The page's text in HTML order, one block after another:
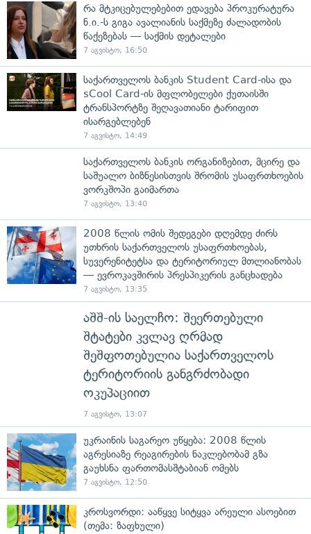
რა მტკიცებულებებით ედავება პროკურატურა
ნ.ი.-ს გიგა ავალიანის საქმეზე ძალადობის
წაქეზებას — საქმის დეტალები
7 აგვისტო, 16:50
საქართველოს ბანკის Student Card-ისა და
sCool Card-ის მფლობელები ქუთაისში
ტრანსპორტზე შეღავათიანი ტარიფით
ისარგებლებენ
7 აგვისტო, 14:49
საქართველოს ბანკის ორგანიზებით, მცირე და
საშუალო ბიზნესისთვის შრომის უსაფრთხოების
ვორკშოპი გაიმართა
7 აგვისტო, 13:40
2008 წლის ომის შედეგები დღემდე ძირს
უთხრის საქართველოს უსაფრთხოებას,
სუვერენიტეტსა და ტერიტორიულ მთლიანობას
— ევროკავშირის პრესპიკერის განცხადება
7 აგვისტო, 13:35
აშშ-ის საელჩო: შეერთებული
შტატები კვლავ ღრმად
შეშფოთებულია საქართველოს
ტერიტორიის განგრძობადი
ოკუპაციით
7 აგვისტო, 13:07
უკრაინის საგარეო უწყება: 2008 წლის
აგრესიაზე რეაგირების ნაკლებობამ გზა
გაუხსნა ფართომასშტაბიან ომებს
7 აგვისტო, 12:50
კროსვორდი: ააწყვე სიტყვა არეული ასოებით
(თემა: ზაფხული)